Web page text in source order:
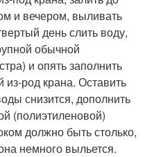
и вечером, выливать
день слить воду,
обычной
и опять заполнить
из-род крана. Оставить
снизится, дополнить
(полиэтиленовой)
должно быть столько,
немного выльется.